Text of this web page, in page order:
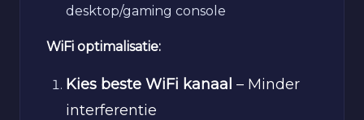
desktop/gaming console
WiFi optimalisatie:
Kies beste WiFi kanaal – Minder
interferentie